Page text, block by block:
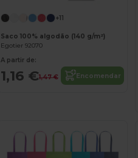
+11
Saco 100% algodão (140 g/m²)
Egotier 92070
A partir de:
1,16 €1,47 € Encomendar